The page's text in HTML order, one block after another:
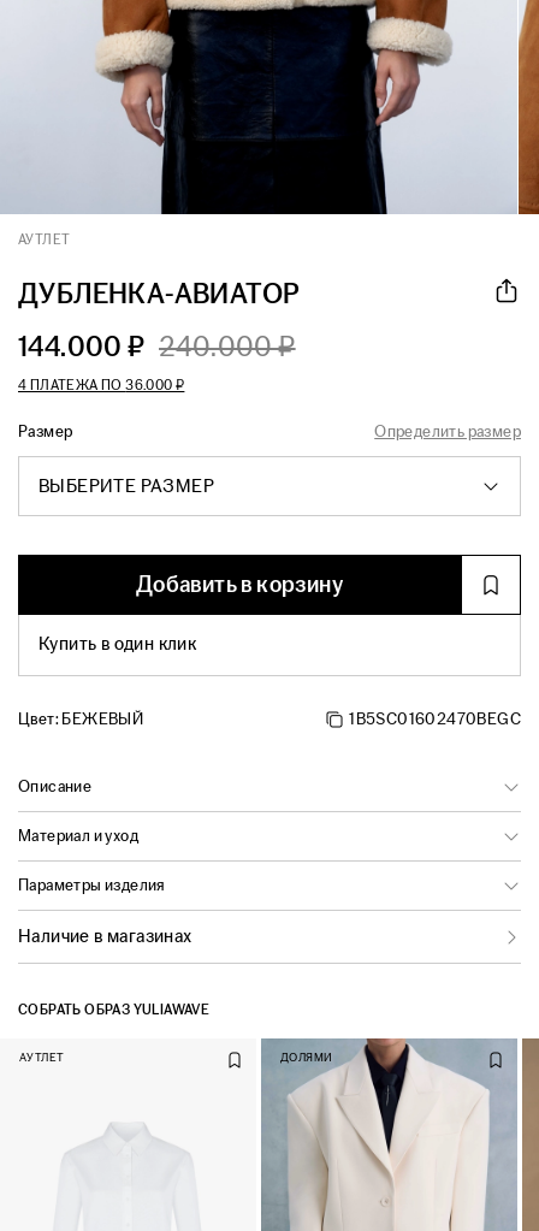
АУТЛЕТ
ДУБЛЕНКА-АВИАТОР
144.000 ₽ 240.000 ₽
4 ПЛАТЕЖА ПО36.000 ₽
Размер Определить размер
ВЫБЕРИТЕ РАЗМЕР
Добавить в корзину
Купить в один клик
Цвет:БЕЖЕВЫЙ 1B5SC01602470BEGC
Описание
Материал и уход
Параметры изделия
Наличие в магазинах
СОБРАТЬ ОБРАЗ YULIAWAVE
АУТЛЕТ ДОЛЯМИ